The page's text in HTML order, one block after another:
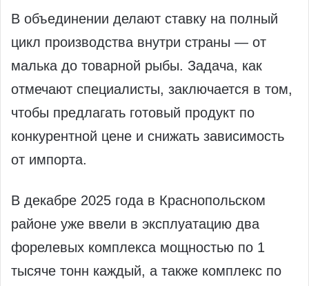
В объединении делают ставку на полный
цикл производства внутри страны — от
малька до товарной рыбы. Задача, как
отмечают специалисты, заключается в том,
чтобы предлагать готовый продукт по
конкурентной цене и снижать зависимость
от импорта.
В декабре 2025 года в Краснопольском
районе уже ввели в эксплуатацию два
форелевых комплекса мощностью по 1
тысяче тонн каждый, а также комплекс по